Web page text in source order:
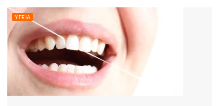
ΥΓΕΊΑ